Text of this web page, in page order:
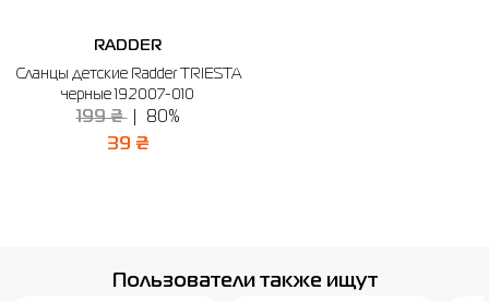
RADDER
Сланцы детские Radder TRIESTA
черные 192007-010
199 ₴ 80%
39 ₴
Пользователи также ищут